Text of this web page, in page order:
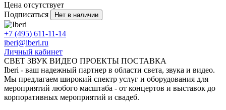
Цена отсутствует
Подписаться
Нет в наличии
+7 (495) 611-11-14
iberi@iberi.ru
Личный кабинет
СВЕТ ЗВУК ВИДЕО ПРОЕКТЫ ПОСТАВКА
Iberi - ваш надежный партнер в области света, звука и видео.
Мы предлагаем широкий спектр услуг и оборудования для
мероприятий любого масштаба - от концертов и выставок до
корпоративных мероприятий и свадеб.